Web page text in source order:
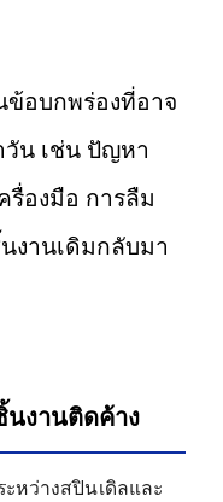
อบกพร่องที่อาจ
วัน เช่น ปัญหา
รื่องมือ การลืม
งานเดิมกลับมา
นงานติดค้าง
หว่างสปินเดิลและ